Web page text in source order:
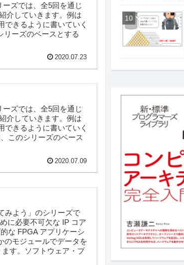
ズでは、全5回を通じ
介していきます。例は
きるように書いていく
リーズのベースとする
2020.07.23
ズでは、全5回を通じ
介していきます。例は
きるように書いていく
このシリーズのベース
2020.07.09
みよう」のシリーズで
に必要不可欠な IP コア
な FPGA アプリケーシ
のモジュールでデータを
す。ソフトウェア・プ